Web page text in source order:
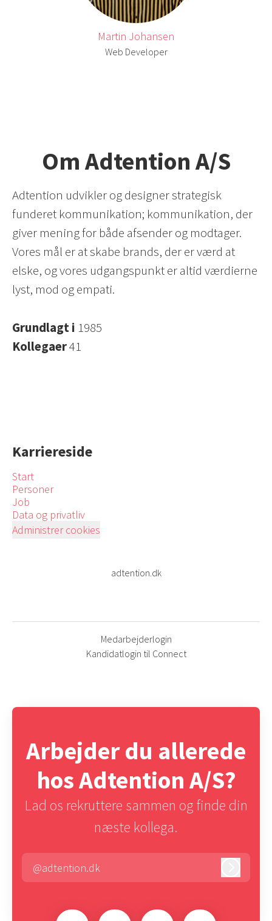
Martin Johansen
Web Developer
Om Adtention A/S
Adtention udvikler og designer strategisk
funderet kommunikation; kommunikation, der
giver mening for både afsender og modtager.
Vores mål er at skabe brands, der er værd at
elske, og vores udgangspunkt er altid værdierne
lyst, mod og empati.
Grundlagt i 1985
Kollegaer41
Karriereside
Start
Personer
Job
Data og privatliv
Administrer cookies
adtention.dk
Medarbejderlogin
Kandidatlogin til Connect
Arbejder du allerede
hos Adtention A/S?
Lad os rekruttere sammen og finde din
næste kollega.
@adtention.dk